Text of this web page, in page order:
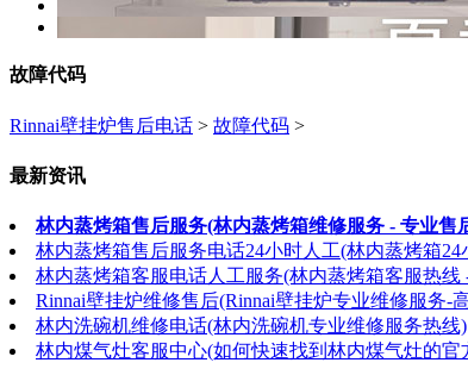
故障代码
Rinnai壁挂炉售后电话 > 故障代码 >
最新资讯
林内蒸烤箱售后服务(林内蒸烤箱维修服务 - 专业售
林内蒸烤箱售后服务电话24小时人工(林内蒸烤箱
林内蒸烤箱客服电话人工服务(林内蒸烤箱客服热线
Rinnai壁挂炉维修售后(Rinnai壁挂炉专业维修服务-
林内洗碗机维修电话(林内洗碗机专业维修服务热线)
林内煤气灶客服中心(如何快速找到林内煤气灶的官